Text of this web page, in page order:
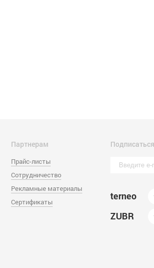
Партнерам
Прайс-листы
Сотрудничество
Рекламные материалы
Сертификаты
terneo
ZUBR